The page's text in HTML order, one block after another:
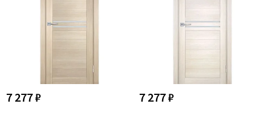
7 277 ₽ 7 277 ₽